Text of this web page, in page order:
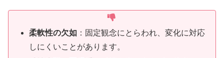
柔軟性の欠如 ：固定観念にとらわれ、変化に対応
しにくいことがあります。